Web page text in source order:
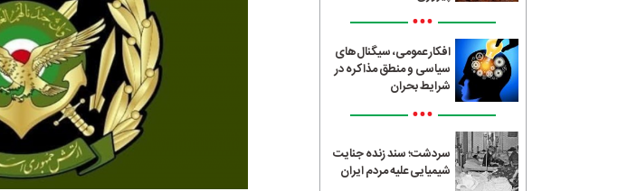
•••
افکار عمومی، سیگنال‌های
سیاسی و منطق مذاکره در
شرایط بحران
•••
سردشت؛ سند زنده جنایت
شیمیایی علیه مردم ایران